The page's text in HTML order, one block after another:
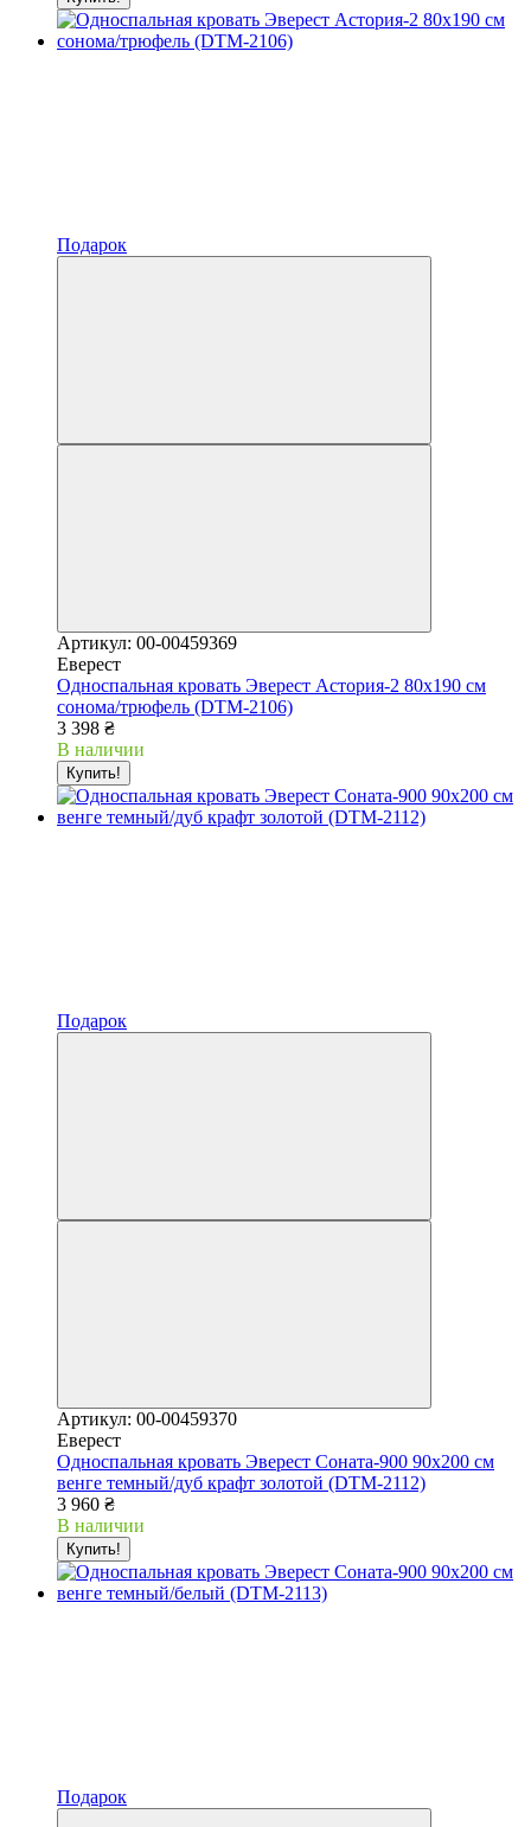
Подарок
Артикул: 00-00459369
Еверест
Односпальная кровать Эверест Астория-2 80х190 см
сонома/трюфель (DTM-2106)
3 398 ₴
В наличии
Купить!
Подарок
Артикул: 00-00459370
Еверест
Односпальная кровать Эверест Соната-900 90х200 см
венге темный/дуб крафт золотой (DTM-2112)
3 960 ₴
В наличии
Купить!
Подарок